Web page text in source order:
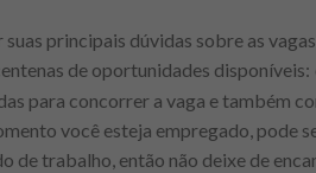
suas principais dúvidas sobre as
de oportunidades disponíveis:
para concorrer a vaga e também
você esteja empregado, pode
de trabalho, então não deixe de